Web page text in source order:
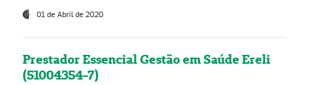
01 de Abril de 2020
Prestador Essencial Gestão em Saúde Ereli
(51004354-7)